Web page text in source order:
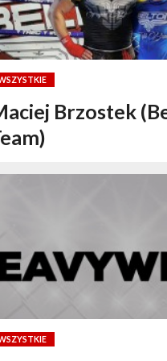
Brzostek